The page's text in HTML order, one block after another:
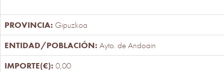
Gipuzkoa
Ayto. de Andoain
0,00